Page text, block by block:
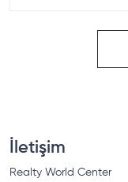
İletişim
Realty World Center